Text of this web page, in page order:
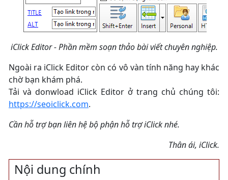
iClick Editor - Phần mềm soạn thảo bài viết chuyên nghiệp.
Ngoài ra iClick Editor còn có vô vàn tính năng hay khác
chờ bạn khám phá.
Tải và donwload iClick Editor ở trang chủ chúng tôi:
https://seoiclick.com.
Cần hỗ trợ bạn liên hệ bộ phận hỗ trợ iClick nhé.
Thân ái, iClick.
Nội dung chính